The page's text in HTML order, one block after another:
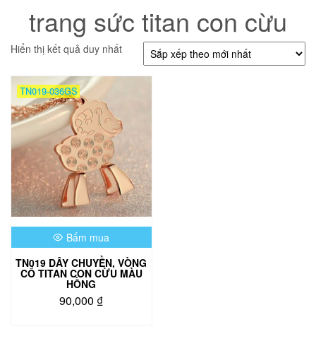
trang sức titan con cừu
Hiển thị kết quả duy nhất
TN019-036GS
Bấm mua
TN019 DÂY CHUYỀN, VÒNG
CỔ TITAN CON CỪU MÀU
HỒNG
90,000 ₫